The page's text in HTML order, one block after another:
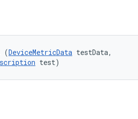
(DeviceMetricData testData,
test)